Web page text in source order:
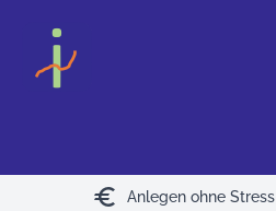
euro Anlegen ohne Stress